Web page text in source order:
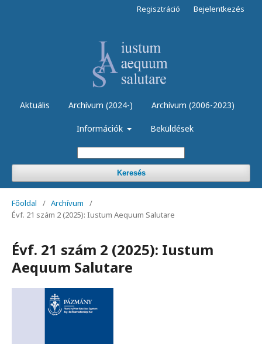
Aktuális Archívum (2024-) Archívum (2006-2023)
Információk Beküldések
Keresés
Regisztráció Bejelentkezés
Főoldal / Archívum
/
Évf. 21 szám 2 (2025): Iustum Aequum Salutare
Évf. 21 szám 2 (2025): Iustum
Aequum Salutare